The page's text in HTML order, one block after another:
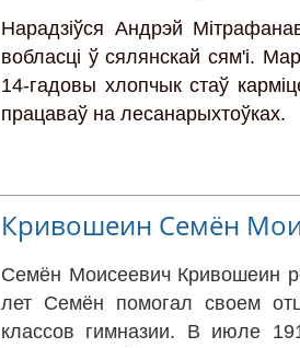
Нарадзіўся Андрэй
вобласці ў сялянскай сям'і.
14-гадовы хлопчык стаў
працаваў на лесанарыхтоўках.
Кривошеин Семён
Семён Моисеевич Кривошеин
лет Семён помогал своем
классов гимназии. В июле